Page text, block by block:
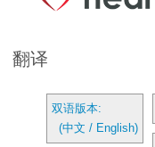
翻译
双语版本:
(中文 / English)